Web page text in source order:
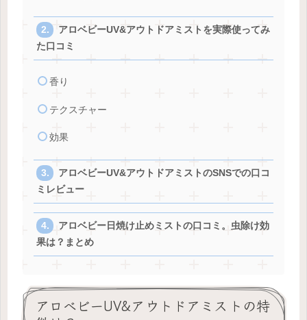
アロベビーUV&アウトドアミストを実際使ってみ
た口コミ
香り
テクスチャー
効果
アロベビーUV&アウトドアミストのSNSでの口コ
ミレビュー
アロベビー日焼け止めミストの口コミ。虫除け効
果は？まとめ
アロベビーUV&アウトドアミストの特